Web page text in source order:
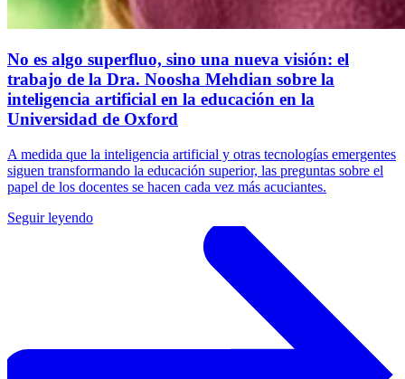
No es algo superfluo, sino una nueva visión: el
trabajo de la Dra. Noosha Mehdian sobre la
inteligencia artificial en la educación en la
Universidad de Oxford
A medida que la inteligencia artificial y otras tecnologías emergentes
siguen transformando la educación superior, las preguntas sobre el
papel de los docentes se hacen cada vez más acuciantes.
Seguir leyendo